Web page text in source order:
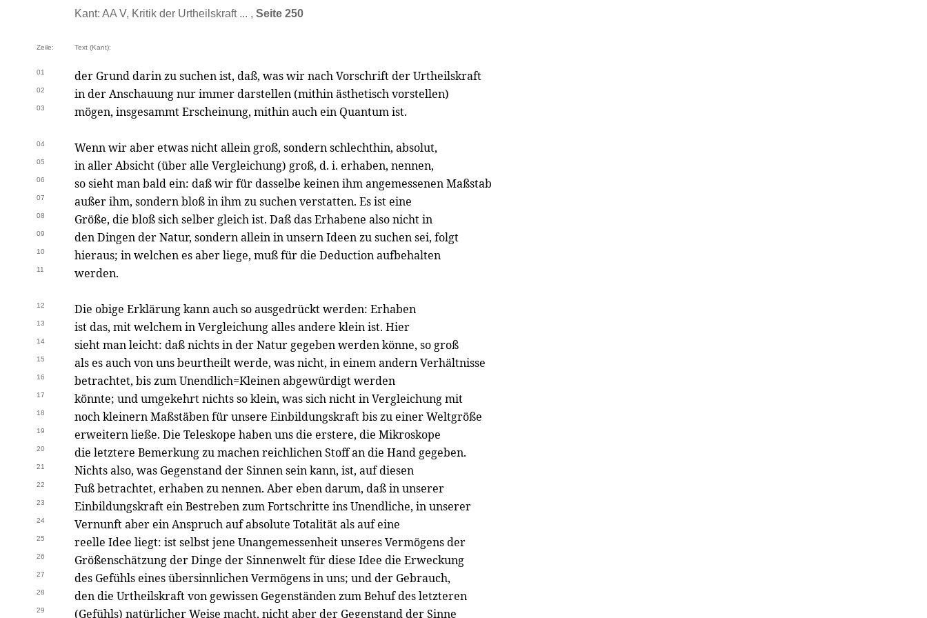
Kant: AA V, Kritik der Urtheilskraft ... , Seite 250
Zeile: Text (Kant):
01 der Grund darin zu suchen ist, daß, was wir nach Vorschrift der Urtheilskraft
02 in der Anschauung nur immer darstellen (mithin ästhetisch vorstellen)
03 mögen, insgesammt Erscheinung, mithin auch ein Quantum ist.
04 Wenn wir aber etwas nicht allein groß, sondern schlechthin, absolut,
05 in aller Absicht (über alle Vergleichung) groß, d. i. erhaben, nennen,
06 so sieht man bald ein: daß wir für dasselbe keinen ihm angemessenen Maßstab
07 außer ihm, sondern bloß in ihm zu suchen verstatten. Es ist eine
08 Größe, die bloß sich selber gleich ist. Daß das Erhabene also nicht in
09 den Dingen der Natur, sondern allein in unsern Ideen zu suchen sei, folgt
10 hieraus; in welchen es aber liege, muß für die Deduction aufbehalten
11 werden.
12 Die obige Erklärung kann auch so ausgedrückt werden: Erhaben
13 ist das, mit welchem in Vergleichung alles andere klein ist. Hier
14 sieht man leicht: daß nichts in der Natur gegeben werden könne, so groß
15 als es auch von uns beurtheilt werde, was nicht, in einem andern Verhältnisse
16 betrachtet, bis zum Unendlich=Kleinen abgewürdigt werden
17 könnte; und umgekehrt nichts so klein, was sich nicht in Vergleichung mit
18 noch kleinern Maßstäben für unsere Einbildungskraft bis zu einer Weltgröße
19 erweitern ließe. Die Teleskope haben uns die erstere, die Mikroskope
20 die letztere Bemerkung zu machen reichlichen Stoff an die Hand gegeben.
21 Nichts also, was Gegenstand der Sinnen sein kann, ist, auf diesen
22 Fuß betrachtet, erhaben zu nennen. Aber eben darum, daß in unserer
23 Einbildungskraft ein Bestreben zum Fortschritte ins Unendliche, in unserer
24 Vernunft aber ein Anspruch auf absolute Totalität als auf eine
25 reelle Idee liegt: ist selbst jene Unangemessenheit unseres Vermögens der
26 Größenschätzung der Dinge der Sinnenwelt für diese Idee die Erweckung
27 des Gefühls eines übersinnlichen Vermögens in uns; und der Gebrauch,
28 den die Urtheilskraft von gewissen Gegenständen zum Behuf des letzteren
29 (Gefühls) natürlicher Weise macht, nicht aber der Gegenstand der Sinne